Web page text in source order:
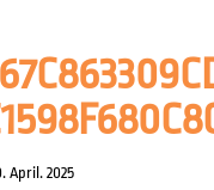
April. 2025